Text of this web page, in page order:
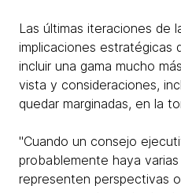
Las últimas iteraciones de
implicaciones estratégicas
incluir una gama mucho
vista y consideraciones,
quedar marginadas, en la
"Cuando un consejo
probablemente haya
representen perspectivas